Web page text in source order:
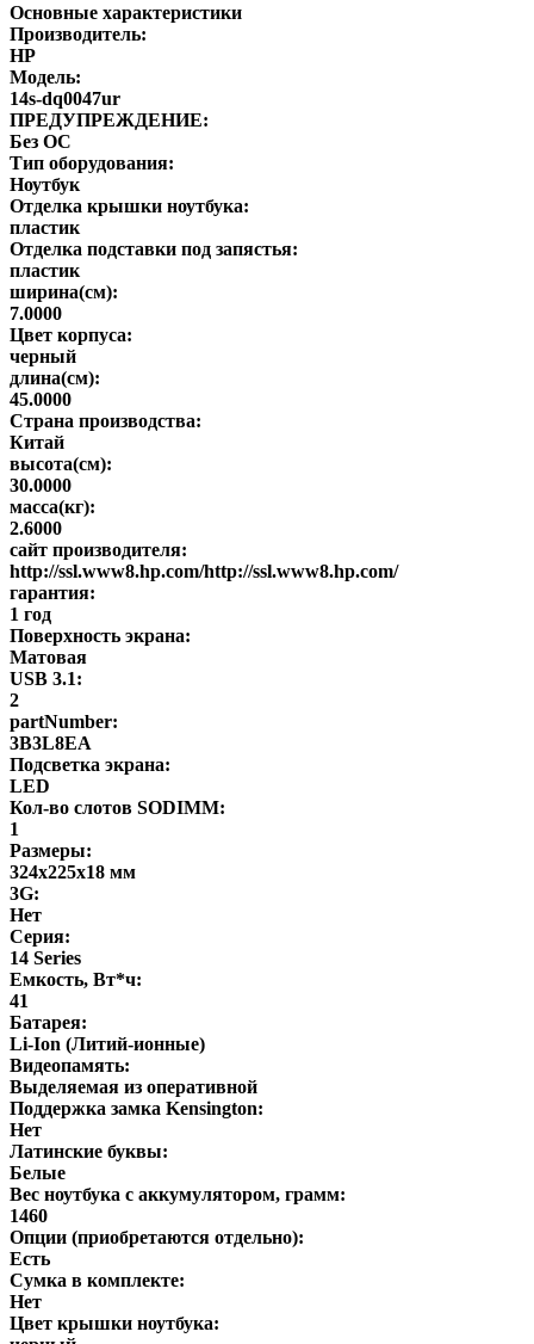
Основные характеристики
Производитель:
HP
Модель:
14s-dq0047ur
ПРЕДУПРЕЖДЕНИЕ:
Без ОС
Тип оборудования:
Ноутбук
Отделка крышки ноутбука:
пластик
Отделка подставки под запястья:
пластик
ширина(см):
7.0000
Цвет корпуса:
черный
длина(см):
45.0000
Страна производства:
Китай
высота(см):
30.0000
масса(кг):
2.6000
сайт производителя:
http://ssl.www8.hp.com/http://ssl.www8.hp.com/
гарантия:
1 год
Поверхность экрана:
Матовая
USB 3.1:
2
partNumber:
3B3L8EA
Подсветка экрана:
LED
Кол-во слотов SODIMM:
1
Размеры:
324x225x18 мм
3G:
Нет
Серия:
14 Series
Емкость, Вт*ч:
41
Батарея:
Li-Ion (Литий-ионные)
Видеопамять:
Выделяемая из оперативной
Поддержка замка Kensington:
Нет
Латинские буквы:
Белые
Вес ноутбука с аккумулятором, грамм:
1460
Опции (приобретаются отдельно):
Есть
Сумка в комплекте:
Нет
Цвет крышки ноутбука: